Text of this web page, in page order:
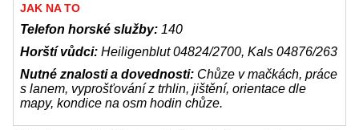
JAK NA TO
Telefon horské služby: 140
Horští vůdci: Heiligenblut 04824/2700, Kals 04876/263
Nutné znalosti a dovednosti: Chůze v mačkách, práce
s lanem, vyprošťování z trhlin, jištění, orientace dle
mapy, kondice na osm hodin chůze.